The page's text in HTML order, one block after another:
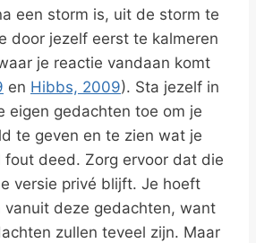
een storm is, uit de storm te
door jezelf eerst te kalmeren
je reactie vandaan komt
en Hibbs, 2009). Sta jezelf in
eigen gedachten toe om je
te geven en te zien wat je
fout deed. Zorg ervoor dat die
versie privé blijft. Je hoeft
vanuit deze gedachten, want
zullen teveel zijn. Maar